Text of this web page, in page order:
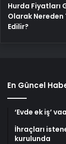
Hurda Fiyatları
Olarak Nereden
Edilir?
En Güncel
‘Evde ek iş’
İhraçları
kurulunda